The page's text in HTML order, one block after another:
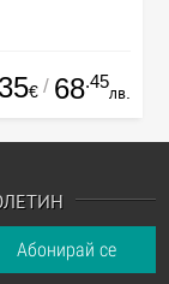
35€ / 68.45
лв.